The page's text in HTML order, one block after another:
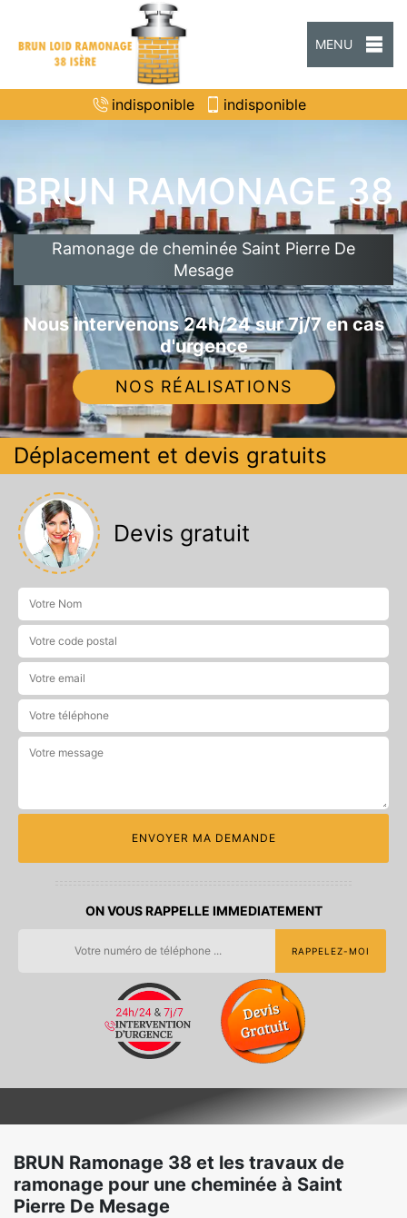
MENU
indisponible indisponible
BRUN RAMONAGE 38
Ramonage de cheminée Saint Pierre De
Mesage
Nous intervenons 24h/24 sur 7j/7 en cas
d'urgence
NOS RÉALISATIONS
Déplacement et devis gratuits
Devis gratuit
ON VOUS RAPPELLE IMMEDIATEMENT
BRUN Ramonage 38 et les travaux de
ramonage pour une cheminée à Saint
Pierre De Mesage